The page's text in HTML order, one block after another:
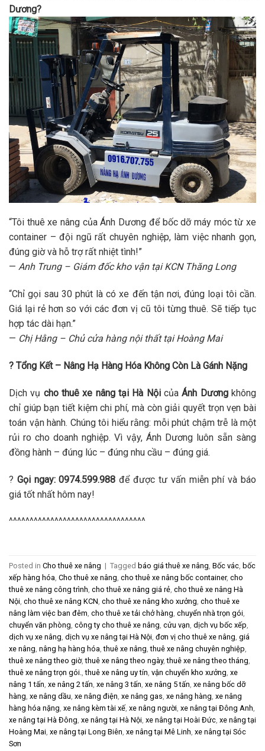
Dương?
“Tôi thuê xe nâng của Ánh Dương để bốc dỡ máy móc từ xe
container – đội ngũ rất chuyên nghiệp, làm việc nhanh gọn,
đúng giờ và hỗ trợ rất nhiệt tình!”
— Anh Trung – Giám đốc kho vận tại KCN Thăng Long
“Chỉ gọi sau 30 phút là có xe đến tận nơi, đúng loại tôi cần.
Giá lại rẻ hơn so với các đơn vị cũ tôi từng thuê. Sẽ tiếp tục
hợp tác dài hạn.”
— Chị Hằng – Chủ cửa hàng nội thất tại Hoàng Mai
? Tổng Kết – Nâng Hạ Hàng Hóa Không Còn Là Gánh Nặng
Dịch vụ cho thuê xe nâng tại Hà NộicủaÁnh Dươngkhông
chỉ giúp bạn tiết kiệm chi phí, mà còn giải quyết trọn vẹn bài
toán vận hành. Chúng tôi hiểu rằng: mỗi phút chậm trễ là một
rủi ro cho doanh nghiệp. Vì vậy, Ánh Dương luôn sẵn sàng
đồng hành – đúng lúc – đúng nhu cầu – đúng giá.
? Gọi ngay: 0974.599.988 để được tư vấn miễn phí và báo
giá tốt nhất hôm nay!
^^^^^^^^^^^^^^^^^^^^^^^^^^^^^^^^^
Posted in Cho thuê xe nâng | Tagged báo giá thuê xe nâng Bốc vác bốc
xếp hàng hóa Cho thuê xe nâng cho thuê xe nâng bốc container, cho
thuê xe nâng công trình cho thuê xe nâng giá rẻ cho thuê xe nâng Hà
Nội cho thuê xe nâng KCN cho thuê xe nâng kho xưởng cho thuê xe
nâng làm việc ban đêm cho thuê xe tải chở hàng chuyển nhà trọn gói
chuyển văn phòng công ty cho thuê xe nâng cửu vạn dịch vụ bốc xếp
dịch vụ xe nâng dịch vụ xe nâng tại Hà Nội đơn vị cho thuê xe nâng giá
xe nâng nâng hạ hàng hóa ,thuê xe nâng ,thuê xe nâng chuyên nghiệp
thuê xe nâng theo giờ,thuê xe nâng theo ngày,thuê xe nâng theo tháng
thuê xe nâng trọn gói. ,thuê xe nâng uy tín vận chuyển kho xưởng xe
nâng 1 tấn xe nâng 2 tấn xe nâng 3 tấn xe nâng 5 tấn xe nâng bốc dỡ
hàng xe nâng dầu xe nâng điện xe nâng gas xe nâng hàng xe nâng
hàng hóa nặng xe nâng kèm tài xế, xe nâng người xe nâng tại Đông Anh
xe nâng tại Hà Đông xe nâng tại Hà Nội xe nâng tại Hoài Đức xe nâng tại
Hoàng Mai xe nâng tại Long Biên xe nâng tại Mê Linh xe nâng tại Sóc
Sơn